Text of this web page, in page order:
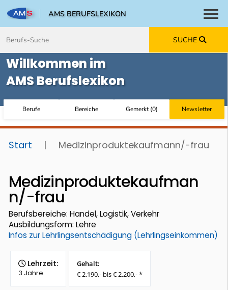
AMS BERUFSLEXIKON
SUCHE
Willkommen im
AMS Berufslexikon
Berufe Bereiche Gemerkt(0) Newsletter
Start | Medizinproduktekaufmann/-frau
Medizinproduktekaufman
n/-frau
Berufsbereiche: Handel, Logistik, Verkehr
Ausbildungsform: Lehre
Infos zur Lehrlingsentschädigung (Lehrlingseinkommen)
Lehrzeit:
3 Jahre.
Gehalt:
€ 2.190,- bis € 2.200,- *